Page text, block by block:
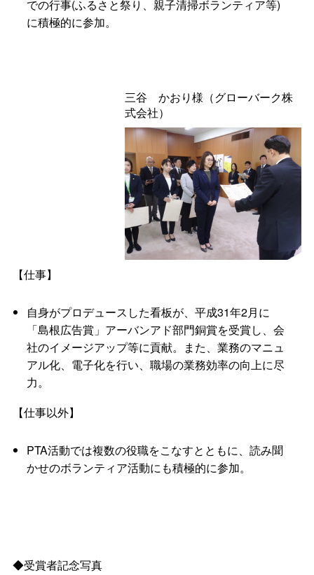
での行事(ふるさと祭り、親子清掃ボランティア等)
に積極的に参加。
三谷 かおり様（グローバーク株
式会社）
【仕事】
自身がプロデュースした看板が、平成31年2月に
「島根広告賞」アーバンアド部門銅賞を受賞し、会
社のイメージアップ等に貢献。また、業務のマニュ
アル化、電子化を行い、職場の業務効率の向上に尽
力。
【仕事以外】
PTA活動では複数の役職をこなすとともに、読み聞
かせのボランティア活動にも積極的に参加。
◆受賞者記念写真